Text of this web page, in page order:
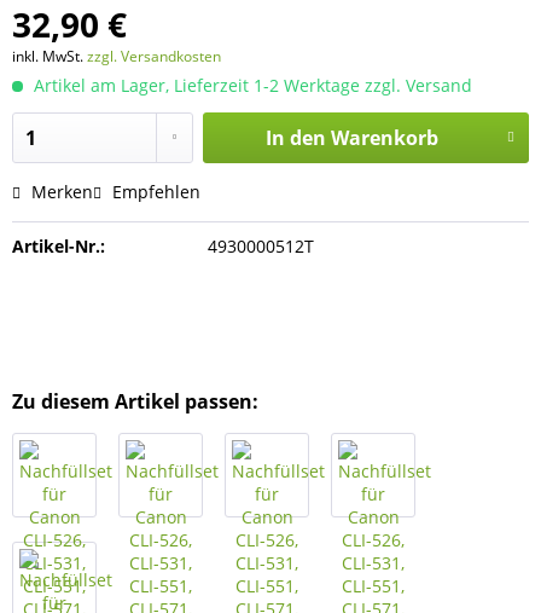
32,90 €
inkl. MwSt.zzgl. Versandkosten
Artikel am Lager, Lieferzeit 1-2 Werktage zzgl. Versand
In den Warenkorb
Merken Empfehlen
Artikel-Nr.: 4930000512T
Zu diesem Artikel passen: